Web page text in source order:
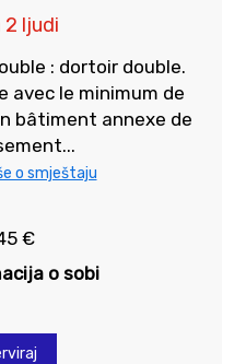
2 ljudi
: dortoir double.
avec le minimum de
bâtiment annexe de
o smještaju
€
o sobi